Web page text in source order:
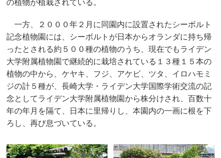
の植物が植栽されている。
一方、２０００年２月に同園内に設置されたシーボルト
記念植物園には、シーボルトが日本からオランダに持ち帰
ったとされる約５００種の植物のうち、現在でもライデン
大学附属植物園で継続的に栽培されている１３種１５本の
植物の中から、ケヤキ、フジ、アケビ、ツタ、イロハモミ
ジの計５種が、長崎大学・ライデン大学国際学術交流の記
念としてライデン大学附属植物園から株分けされ、百数十
年の年月を隔て、日本に里帰りし、本園内の一画に根を下
ろし、再び息づいている。